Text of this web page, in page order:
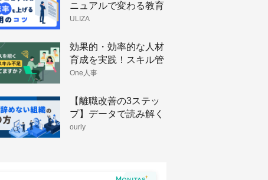
ニュアルで変わる教育
体制と技術伝承
ULIZA
効果的・効率的な人材
育成を実践！スキル管
理のメリットと手法
One人事
【離職改善の3ステッ
プ】データで読み解く
人が辞めない組織のつ
ourly